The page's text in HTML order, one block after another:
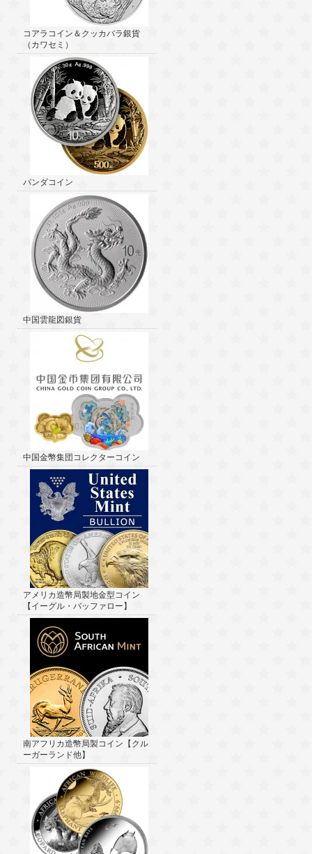
コアラコイン＆クッカバラ銀貨
（カワセミ）
パンダコイン
中国雲龍図銀貨
中国金幣集団コレクターコイン
アメリカ造幣局製地金型コイン
【イーグル・バッファロー】
南アフリカ造幣局製コイン【クル
ーガーランド他】